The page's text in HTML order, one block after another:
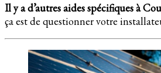
Il y a d’autres aides spécifiques à
ça est de questionner votre